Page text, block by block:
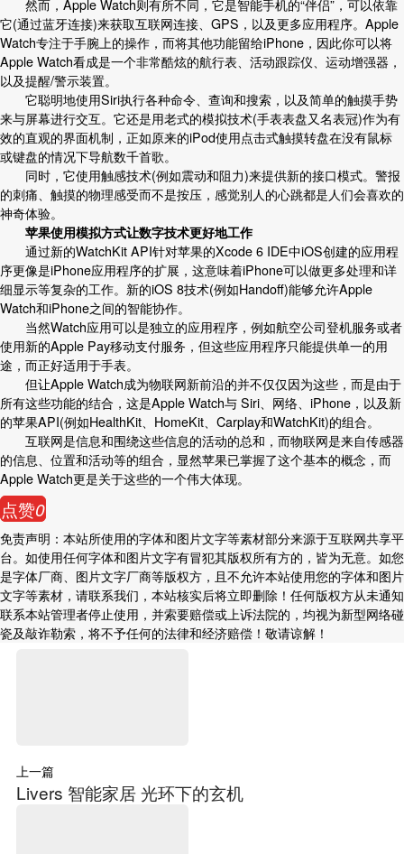
然而，Apple Watch则有所不同，它是智能手机的“伴侣”，可以依靠
它(通过蓝牙连接)来获取互联网连接、GPS，以及更多应用程序。Apple
Watch专注于手腕上的操作，而将其他功能留给iPhone，因此你可以将
Apple Watch看成是一个非常酷炫的航行表、活动跟踪仪、运动增强器，
以及提醒/警示装置。
它聪明地使用Siri执行各种命令、查询和搜索，以及简单的触摸手势
来与屏幕进行交互。它还是用老式的模拟技术(手表表盘又名表冠)作为有
效的直观的界面机制，正如原来的iPod使用点击式触摸转盘在没有鼠标
或键盘的情况下导航数千首歌。
同时，它使用触感技术(例如震动和阻力)来提供新的接口模式。警报
的刺痛、触摸的物理感受而不是按压，感觉别人的心跳都是人们会喜欢的
神奇体验。
苹果使用模拟方式让数字技术更好地工作
通过新的WatchKit API针对苹果的Xcode 6 IDE中iOS创建的应用程
序更像是iPhone应用程序的扩展，这意味着iPhone可以做更多处理和详
细显示等复杂的工作。新的iOS 8技术(例如Handoff)能够允许Apple
Watch和iPhone之间的智能协作。
当然Watch应用可以是独立的应用程序，例如航空公司登机服务或者
使用新的Apple Pay移动支付服务，但这些应用程序只能提供单一的用
途，而正好适用于手表。
但让Apple Watch成为物联网新前沿的并不仅仅因为这些，而是由于
所有这些功能的结合，这是Apple Watch与 Siri、网络、iPhone，以及新
的苹果API(例如HealthKit、HomeKit、Carplay和WatchKit)的组合。
互联网是信息和围绕这些信息的活动的总和，而物联网是来自传感器
的信息、位置和活动等的组合，显然苹果已掌握了这个基本的概念，而
Apple Watch更是关于这些的一个伟大体现。
点赞0
免责声明：本站所使用的字体和图片文字等素材部分来源于互联网共享平
台。如使用任何字体和图片文字有冒犯其版权所有方的，皆为无意。如您
是字体厂商、图片文字厂商等版权方，且不允许本站使用您的字体和图片
文字等素材，请联系我们，本站核实后将立即删除！任何版权方从未通知
联系本站管理者停止使用，并索要赔偿或上诉法院的，均视为新型网络碰
瓷及敲诈勒索，将不予任何的法律和经济赔偿！敬请谅解！
上一篇
Livers 智能家居 光环下的玄机